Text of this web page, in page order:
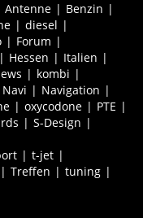
Antenne
Benzin
diesel
Forum
Hessen
Italien
kombi
Navi
Navigation
oxycodone
PTE
S-Design
t-jet
Treffen
tuning